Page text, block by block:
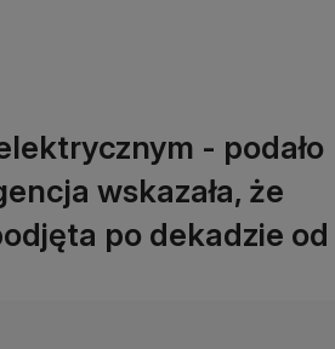
- podało
wskazała, że
po dekadzie od